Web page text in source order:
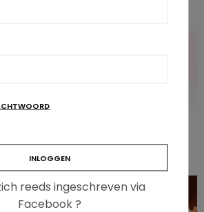
van
gezondheid?
reeds ingeschreven via
Facebook ?